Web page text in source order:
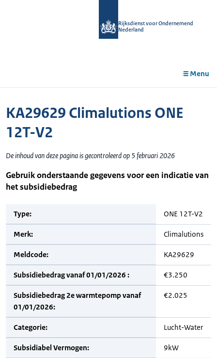
Rijksdienst voor Ondernemend
Nederland
Menu
KA29629 Climalutions ONE
12T-V2
De inhoud van deze pagina is gecontroleerd op 5 februari 2026
Gebruik onderstaande gegevens voor een indicatie van
het subsidiebedrag
Type: ONE 12T-V2
Merk: Climalutions
Meldcode: KA29629
Subsidiebedrag vanaf 01/01/2026 : €3.250
Subsidiebedrag 2e warmtepomp vanaf
01/01/2026:
€2.025
Categorie: Lucht-Water
Subsidiabel Vermogen: 9kW